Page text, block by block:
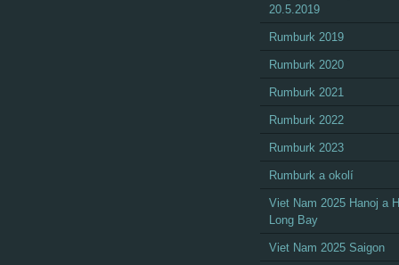
20.5.2019
Rumburk 2019
Rumburk 2020
Rumburk 2021
Rumburk 2022
Rumburk 2023
Rumburk a okolí
Viet Nam 2025 Hanoj a
Long Bay
Viet Nam 2025 Saigon